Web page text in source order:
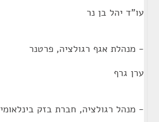
עו"ד יהל בן נר
- מנהלת אגף רגולציה, פרטנר
ערן גרף
- מנהל רגולציה, חברת בזק בינלאומי